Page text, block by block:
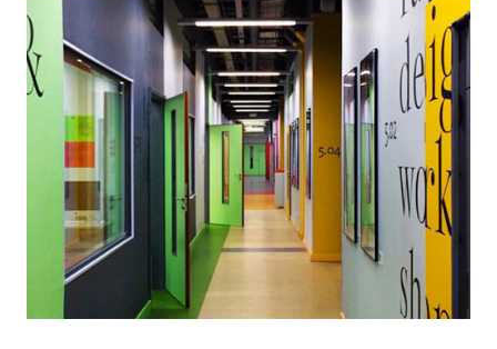
Ландшафтный дизайн
Все программы
Онлайн-программы
Дизайн интерьера
Дизайн одежды
Стайлинг
Современная живопись
UX/UI-дизайн
Основная
информация
о
мероприятии